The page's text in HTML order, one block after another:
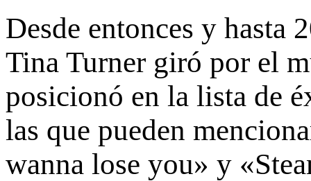
Desde entonces y hasta
Tina Turner giró por el
posicionó en la lista de
las que pueden
wanna lose you» y